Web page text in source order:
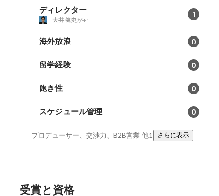
ディレクター 1
大井 健史が+1
海外放浪 0
留学経験 0
飽き性 0
スケジュール管理 0
プロデューサー、交渉力、B2B営業 他1件さらに表示
受賞と資格